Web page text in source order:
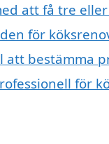
att få tre
för
att bestämma
för